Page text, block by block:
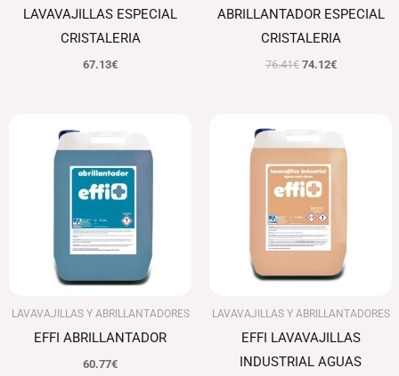
LAVAVAJILLAS ESPECIAL
CRISTALERIA
67.13€
ABRILLANTADOR ESPECIAL
CRISTALERIA
76.41€ 74.12€
LAVAVAJILLAS Y ABRILLANTADORES
EFFI ABRILLANTADOR
60.77€
LAVAVAJILLAS Y ABRILLANTADORES
EFFI LAVAVAJILLAS
INDUSTRIAL AGUAS